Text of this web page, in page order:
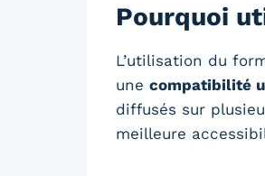
Pourquoi
L’utilisation du
une compatibilité
diffusés sur
meilleure